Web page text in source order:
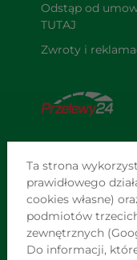
Odstąp od
TUTAJ
Zwroty i
Ta strona
prawidłowego
cookies własne)
podmiotów
zewnętrznych
Do informacji,